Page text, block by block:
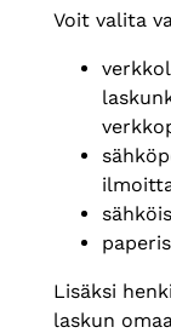
Voit valita
s
s
Lisäksi
laskun